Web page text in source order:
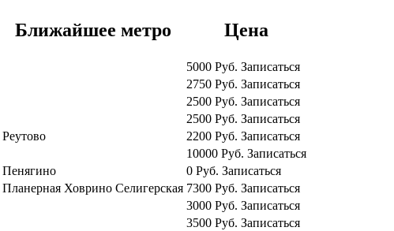
Ближайшее метро Цена
5000 Руб. Записаться
2750 Руб. Записаться
2500 Руб. Записаться
2500 Руб. Записаться
Реутово 2200 Руб. Записаться
10000 Руб. Записаться
Пенягино 0 Руб. Записаться
Планерная Ховрино Селигерская 7300 Руб. Записаться
3000 Руб. Записаться
3500 Руб. Записаться